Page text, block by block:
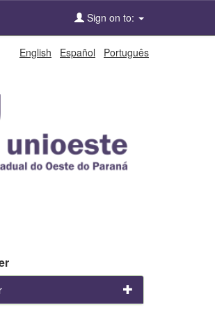
Sign on to:
English Español Português